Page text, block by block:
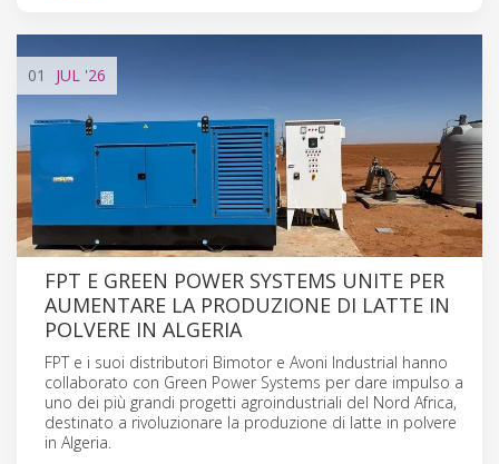
01 JUL '26
FPT E GREEN POWER SYSTEMS UNITE PER
AUMENTARE LA PRODUZIONE DI LATTE IN
POLVERE IN ALGERIA
FPT e i suoi distributori Bimotor e Avoni Industrial hanno
collaborato con Green Power Systems per dare impulso a
uno dei più grandi progetti agroindustriali del Nord Africa,
destinato a rivoluzionare la produzione di latte in polvere
in Algeria.